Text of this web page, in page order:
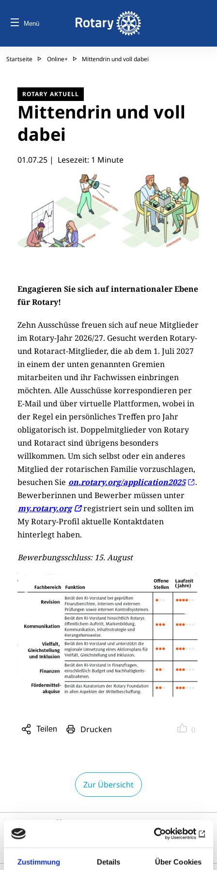
Zustimmung Details Über Cookies
Menü
Startseite Online+ Mittendrin und voll dabei
ROTARY AKTUELL
Mittendrin und voll
dabei
01.07.25 | Lesezeit: 1 Minute
Engagieren Sie sich auf internationaler Ebene
für Rotary!
Zehn Ausschüsse freuen sich auf neue Mitglieder
im Rotary-Jahr 2026/27. Gesucht werden Rotary-
und Rotaract-Mitglieder, die ab dem 1. Juli 2027
in einem der unten genannten Gremien
mitarbeiten und ihr Fachwissen einbringen
möchten. Alle Ausschüsse korrespondieren per
E-Mail und über virtuelle Plattformen, wobei in
der Regel ein persönliches Treffen pro Jahr
obligatorisch ist. Doppelmitglieder von Rotary
und Rotaract sind übrigens besonders
willkommen. Um sich selbst oder ein anderes
Mitglied der rotarischen Familie vorzuschlagen,
besuchen Sie on.rotary.org/application2025
.
Bewerberinnen und Bewerber müssen unter
my.rotary.org
registriert sein und sollten im
My Rotary-Profil aktuelle Kontaktdaten
hinterlegt haben.
Bewerbungsschluss: 15. August
Teilen
Sharing
Drucken 0
Zur Übersicht
DAS KÖNNTE SIE AUCH
INTERESSIEREN